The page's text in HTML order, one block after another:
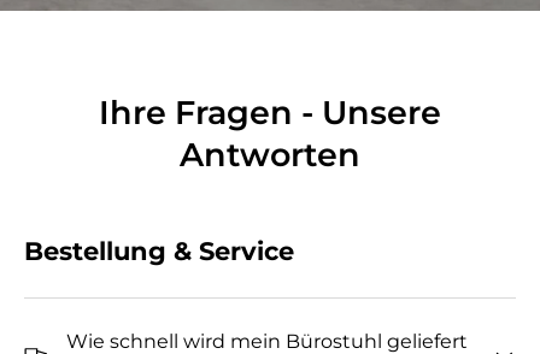
Ihre Fragen - Unsere
Antworten
Bestellung & Service
Wie schnell wird mein Bürostuhl geliefert